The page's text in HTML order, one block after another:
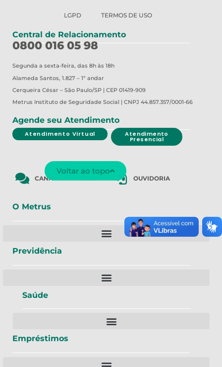
LGPD TERMOS DE USO
Central de Relacionamento
0800 016 05 98
Segunda a sexta-feira, das 8h às 18h
Alameda Santos, 1.827 – 1º andar
Cerqueira César – São Paulo/SP | CEP 01419-909
Metrus Instituto de Seguridade Social | CNPJ 44.857.357/0001-66
Agende seu Atendimento
Atendimento Virtual Atendimento
Presencial
CANAL DE DENÚNCIA OUVIDORIA
O Metrus
Previdência
Saúde
Empréstimos
Voltar ao topo